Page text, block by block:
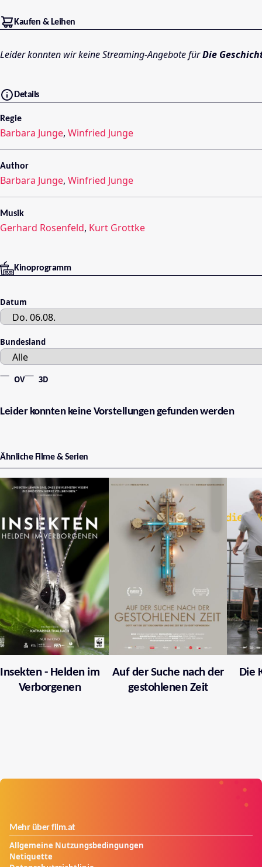
Kaufen & Leihen
Leider konnten wir keine Streaming-Angebote fürDie
Details
Regie
Barbara Junge, Winfried Junge
Author
Barbara Junge, Winfried Junge
Musik
Gerhard Rosenfeld, Kurt Grottke
Kinoprogramm
Datum
Bundesland
OV 3D
Leider konnten keine Vorstellungen gefunden werden
Ähnliche Filme & Serien
Insekten - Helden im
Verborgenen
Auf der Suche nach der
gestohlenen Zeit
Die
Mehr über film.at
Allgemeine Nutzungsbedingungen
Netiquette